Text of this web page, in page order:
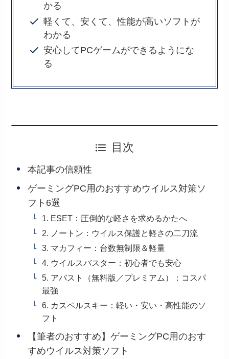
かる
軽くて、安くて、性能が高いソフトが
わかる
安心してPCゲームができるようにな
る
目次
本記事の信頼性
ゲーミングPC用のおすすめウイルス対策ソ
フト6選
1. ESET：圧倒的な軽さを求めるかたへ
2. ノートン：ウイルス保護と軽さの二刀流
3. マカフィー：台数無制限＆軽量
4. ウイルスバスター：初心者でも安心
5. アバスト（無料版／プレミアム）：コスパ
最強
6. カスペルスキー：軽い・安い・高性能のソ
フト
【筆者のおすすめ】ゲーミングPC用のおす
すめウイルス対策ソフト